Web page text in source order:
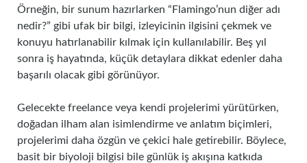
Örneğin, bir sunum hazırlarken “Flamingo’nun diğer adı
nedir?” gibi ufak bir bilgi, izleyicinin ilgisini çekmek ve
konuyu hatırlanabilir kılmak için kullanılabilir. Beş yıl
sonra iş hayatında, küçük detaylara dikkat edenler daha
başarılı olacak gibi görünüyor.
Gelecekte freelance veya kendi projelerimi yürütürken,
doğadan ilham alan isimlendirme ve anlatım biçimleri,
projelerimi daha özgün ve çekici hale getirebilir. Böylece,
basit bir biyoloji bilgisi bile günlük iş akışına katkıda